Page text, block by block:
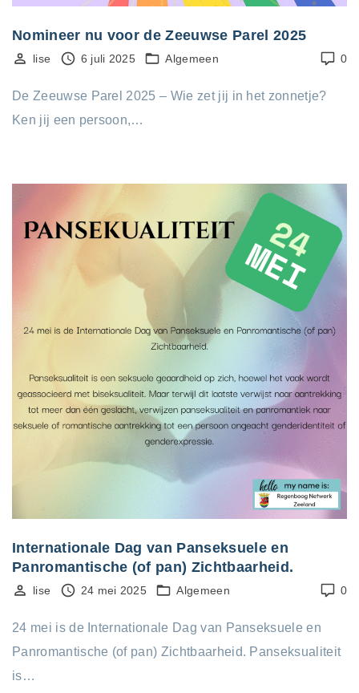
Nomineer nu voor de Zeeuwse Parel 2025
0
lise 6 juli 2025 Algemeen
De Zeeuwse Parel 2025 – Wie zet jij in het zonnetje?
Ken jij een persoon,…
Internationale Dag van Panseksuele en
Panromantische (of pan) Zichtbaarheid.
0
lise 24 mei 2025 Algemeen
24 mei is de Internationale Dag van Panseksuele en
Panromantische (of pan) Zichtbaarheid. Panseksualiteit
is…